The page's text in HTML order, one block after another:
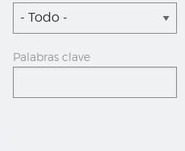
- Todo -
Palabras clave